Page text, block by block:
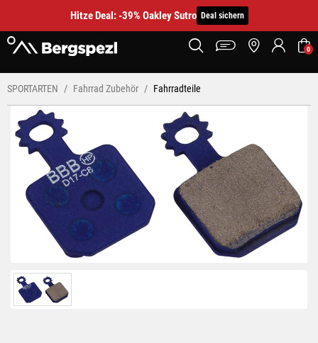
Hitze Deal: -39% Oakley Sutro Deal sichern
0
SPORTARTEN Fahrrad Zubehör Fahrradteile